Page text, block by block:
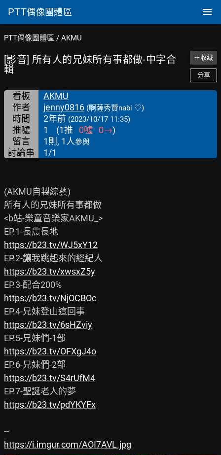
PTT偶像團體區
PTT偶像團體區 / AKMU
[影音] 所有人的兄妹所有事都做-中字合
輯
＋收藏
分享
看板
AKMU
作者
jenny0816 (啊薩秀賢nabi ♡)
時間 2年前 (2023/10/17 11:35)
推噓 1 (1推 0噓 0→)
留言
1則, 1人參與
討論串 1/1
(AKMU自製綜藝)
所有人的兄妹所有事都做
<b站-樂童音樂家AKMU_>
https://b23.tv/WJ5xY12
https://b23.tv/xwsxZ5y
https://b23.tv/NjOCBOc
https://b23.tv/6sHZviy
https://b23.tv/OFXgJ4o
https://b23.tv/S4rUfM4
https://b23.tv/pdYKYFx
https://i.imgur.com/AOI7AVL.jpg